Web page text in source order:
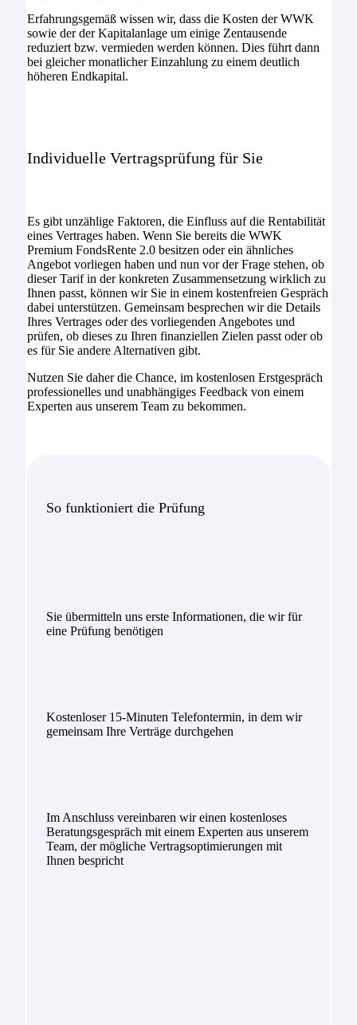
Erfahrungsgemäß wissen wir, dass die Kosten der WWK
sowie der der Kapitalanlage um einige Zentausende
reduziert bzw. vermieden werden können. Dies führt dann
bei gleicher monatlicher Einzahlung zu einem deutlich
höheren Endkapital.
Individuelle Vertragsprüfung für Sie
Es gibt unzählige Faktoren, die Einfluss auf die Rentabilität
eines Vertrages haben. Wenn Sie bereits die WWK
Premium FondsRente 2.0 besitzen oder ein ähnliches
Angebot vorliegen haben und nun vor der Frage stehen, ob
dieser Tarif in der konkreten Zusammensetzung wirklich zu
Ihnen passt, können wir Sie in einem kostenfreien Gespräch
dabei unterstützen. Gemeinsam besprechen wir die Details
Ihres Vertrages oder des vorliegenden Angebotes und
prüfen, ob dieses zu Ihren finanziellen Zielen passt oder ob
es für Sie andere Alternativen gibt.
Nutzen Sie daher die Chance, im kostenlosen Erstgespräch
professionelles und unabhängiges Feedback von einem
Experten aus unserem Team zu bekommen.
So funktioniert die Prüfung
Sie übermitteln uns erste Informationen, die wir für
eine Prüfung benötigen
Kostenloser 15-Minuten Telefontermin, in dem wir
gemeinsam Ihre Verträge durchgehen
Im Anschluss vereinbaren wir einen kostenloses
Beratungsgespräch mit einem Experten aus unserem
Team, der mögliche Vertragsoptimierungen mit
Ihnen bespricht